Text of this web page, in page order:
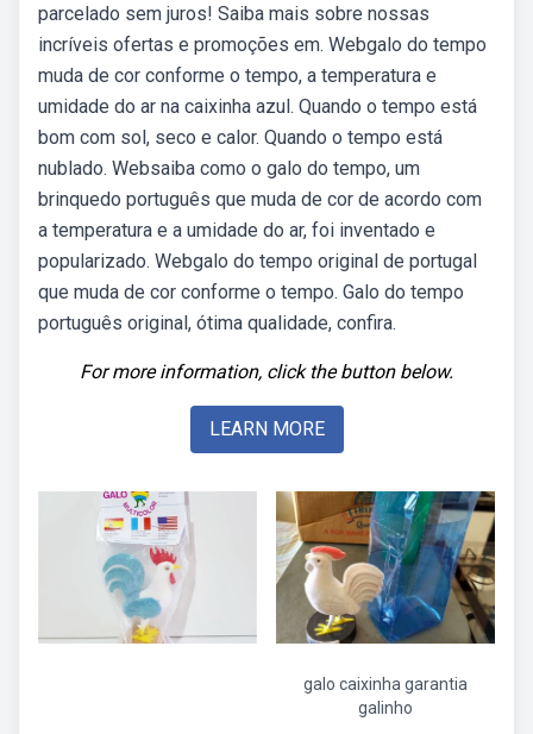
parcelado sem juros! Saiba mais sobre nossas
incríveis ofertas e promoções em. Webgalo do tempo
muda de cor conforme o tempo, a temperatura e
umidade do ar na caixinha azul. Quando o tempo está
bom com sol, seco e calor. Quando o tempo está
nublado. Websaiba como o galo do tempo, um
brinquedo português que muda de cor de acordo com
a temperatura e a umidade do ar, foi inventado e
popularizado. Webgalo do tempo original de portugal
que muda de cor conforme o tempo. Galo do tempo
português original, ótima qualidade, confira.
For more information, click the button below.
LEARN MORE
galo caixinha garantia
galinho